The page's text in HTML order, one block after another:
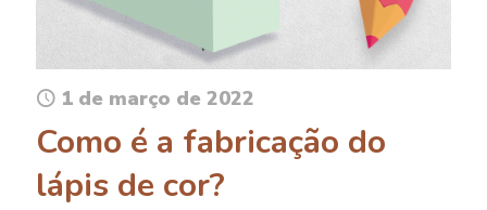
1 de março de 2022
Como é a fabricação do
lápis de cor?